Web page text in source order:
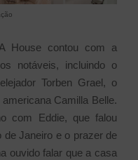
House contou com a
notáveis, incluindo o
Torben Grael, o
Camilla Belle.
com Eddie, que falou
de Janeiro e o prazer de
ouvido falar que a casa